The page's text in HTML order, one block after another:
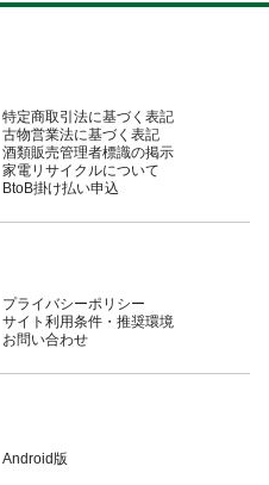
特定商取引法に基づく表記
古物営業法に基づく表記
酒類販売管理者標識の掲示
家電リサイクルについて
BtoB掛け払い申込
プライバシーポリシー
サイト利用条件・推奨環境
お問い合わせ
Android版